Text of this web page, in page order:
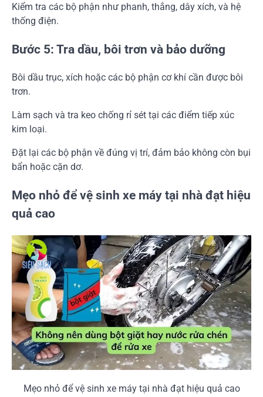
Kiểm tra các bộ phận như phanh, thắng, dây xích, và hệ
thống điện.
Bước 5: Tra dầu, bôi trơn và bảo dưỡng
Bôi dầu trục, xích hoặc các bộ phận cơ khí cần được bôi
trơn.
Làm sạch và tra keo chống rỉ sét tại các điểm tiếp xúc
kim loại.
Đặt lại các bộ phận về đúng vị trí, đảm bảo không còn bụi
bẩn hoặc cặn dơ.
Mẹo nhỏ để vệ sinh xe máy tại nhà đạt hiệu
quả cao
Mẹo nhỏ để vệ sinh xe máy tại nhà đạt hiệu quả cao